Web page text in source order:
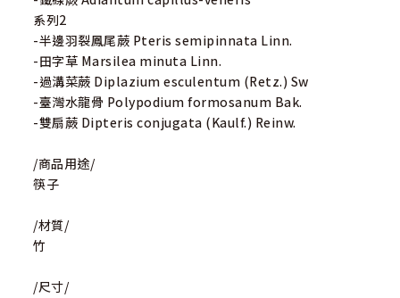
系列2
-半邊羽裂鳳尾蕨 Pteris semipinnata Linn.
-田字草 Marsilea minuta Linn.
-過溝菜蕨 Diplazium esculentum (Retz.) Sw
-臺灣水龍骨 Polypodium formosanum Bak.
-雙扇蕨 Dipteris conjugata (Kaulf.) Reinw.
/商品用途/
筷子
/材質/
竹
/尺寸/